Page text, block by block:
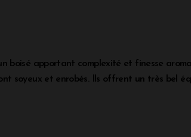
boisé apportant complexité et finesse
soyeux et enrobés. Ils offrent un très bel